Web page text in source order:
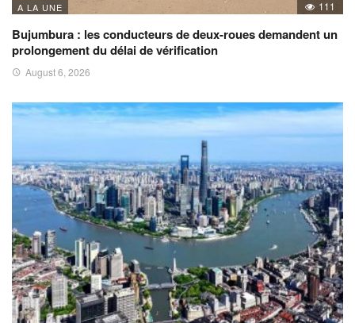
A LA UNE 111
Bujumbura : les conducteurs de deux-roues demandent un
prolongement du délai de vérification
August 6, 2026